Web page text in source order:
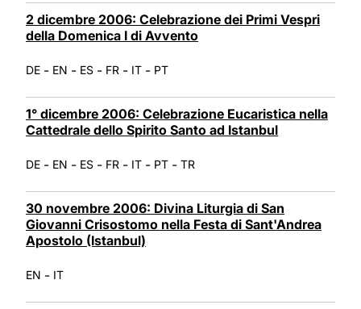
2 dicembre 2006: Celebrazione dei Primi Vespri
della Domenica I di Avvento
DE - EN - ES - FR - IT - PT
1° dicembre 2006: Celebrazione Eucaristica nella
Cattedrale dello Spirito Santo ad Istanbul
DE - EN - ES - FR - IT - PT - TR
30 novembre 2006: Divina Liturgia di San
Giovanni Crisostomo nella Festa di Sant'Andrea
Apostolo (Istanbul)
EN - IT